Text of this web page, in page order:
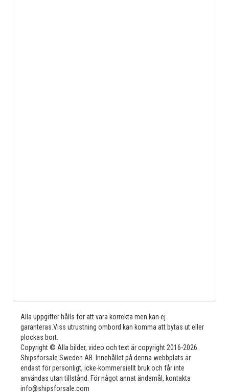
Alla uppgifter hålls för att vara korrekta men kan ej
garanteras.Viss utrustning ombord kan komma att bytas ut eller
plockas bort.
Copyright © Alla bilder, video och text är copyright 2016-2026
Shipsforsale Sweden AB. Innehållet på denna webbplats är
endast för personligt, icke-kommersiellt bruk och får inte
användas utan tillstånd. För något annat ändamål, kontakta
info@shipsforsale.com